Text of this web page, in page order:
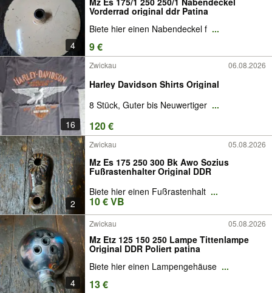
4
Vorderrad original ddr Patina
Biete hier einen Nabendeckel f ...
9 €
16
Zwickau 06.08.2026
Harley Davidson Shirts Original
8 Stück, Guter bis Neuwertiger ...
120 €
2
Zwickau 05.08.2026
Mz Es 175 250 300 Bk Awo Sozius
Fußrastenhalter Original DDR
Biete hier einen Fußrastenhalt ...
10 € VB
4
Zwickau 05.08.2026
Mz Etz 125 150 250 Lampe Tittenlampe
Original DDR Poliert patina
Biete hier einen Lampengehäuse ...
13 €